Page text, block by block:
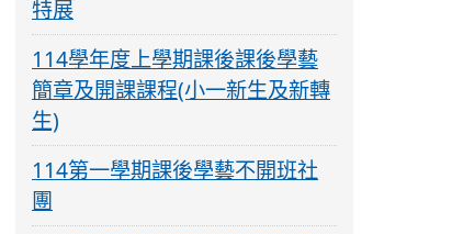
特展
114學年度上學期課後課後學藝
簡章及開課課程(小一新生及新轉
生)
114第一學期課後學藝不開班社
團